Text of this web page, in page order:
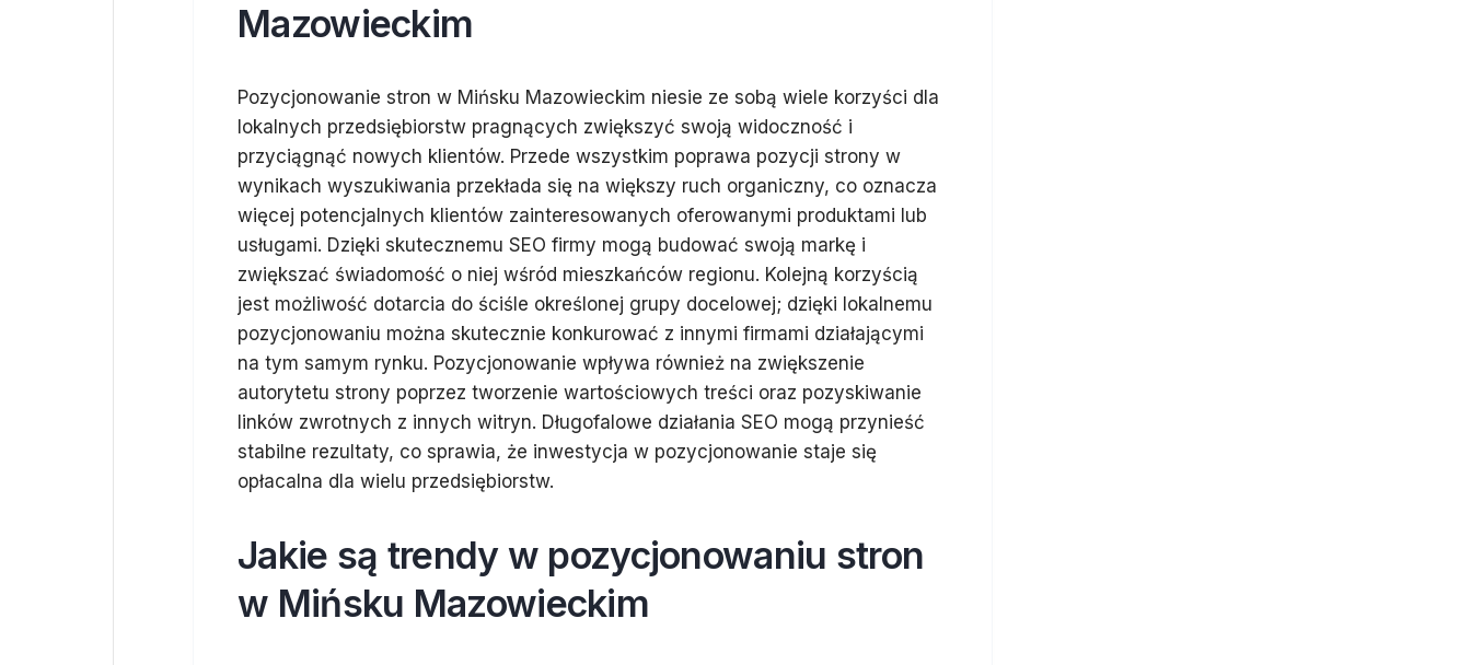
Mazowieckim
Pozycjonowanie stron w Mińsku Mazowieckim niesie ze sobą wiele korzyści dla
lokalnych przedsiębiorstw pragnących zwiększyć swoją widoczność i
przyciągnąć nowych klientów. Przede wszystkim poprawa pozycji strony w
wynikach wyszukiwania przekłada się na większy ruch organiczny, co oznacza
więcej potencjalnych klientów zainteresowanych oferowanymi produktami lub
usługami. Dzięki skutecznemu SEO firmy mogą budować swoją markę i
zwiększać świadomość o niej wśród mieszkańców regionu. Kolejną korzyścią
jest możliwość dotarcia do ściśle określonej grupy docelowej; dzięki lokalnemu
pozycjonowaniu można skutecznie konkurować z innymi firmami działającymi
na tym samym rynku. Pozycjonowanie wpływa również na zwiększenie
autorytetu strony poprzez tworzenie wartościowych treści oraz pozyskiwanie
linków zwrotnych z innych witryn. Długofalowe działania SEO mogą przynieść
stabilne rezultaty, co sprawia, że inwestycja w pozycjonowanie staje się
opłacalna dla wielu przedsiębiorstw.
Jakie są trendy w pozycjonowaniu stron
w Mińsku Mazowieckim